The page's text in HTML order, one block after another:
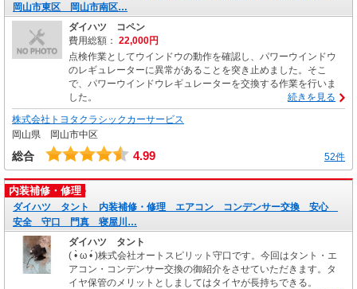
岡山市東区 岡山市南区…
ダイハツ コペン
費用総額： 22,000円
点検作業としてウインドウの動作を確認し、パワーウインドウ
のレギュレーターに異常があることを突き止めました。そこ
で、パワーウインドウレギュレーターを交換する作業を行いま
した。
続きを見る
株式会社トヨタクラシックカーサービス
岡山県 岡山市中区
総合 4.99 52件
内装補修・修理
ダイハツ タント 内装補修・修理 エアコン コンデンサー交換 安心
安全 守口 門真 寝屋川…
ダイハツ タント
( •̀ ω •́ )株式会社オートスピリット守口です。今回はタント・エ
アコン・コンデンサー交換の御紹介をさせていただきます。タ
イヤ保管のメリットとしましてはタイヤが長持ちできる。